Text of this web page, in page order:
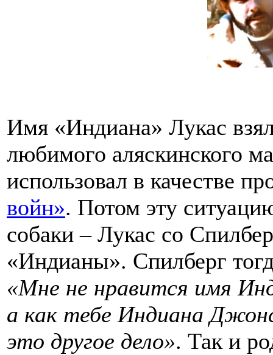
Имя «Индиана» Лукас
любимого аляскинского
использовал в качестве
войн». Потом эту
собаки – Лукас со
«Индианы». Спилберг
«Мне не нравится имя
а как тебе Индиана
это другое дело». Так и